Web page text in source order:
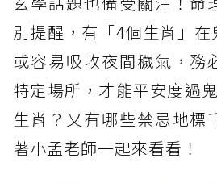
別提醒，有「4個生肖」
或容易吸收夜間穢氣，務
特定場所，才能平安度過
生肖？又有哪些禁忌地標
著小孟老師一起來看看！